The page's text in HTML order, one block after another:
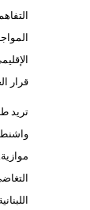
قرار
تريد